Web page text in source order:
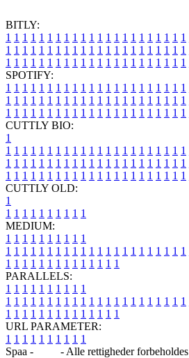
BITLY:
1 1 1 1 1 1 1 1 1 1 1 1 1 1 1 1 1 1 1 1 1 1
1 1 1 1 1 1 1 1 1 1 1 1 1 1 1 1 1 1 1 1 1 1
1 1 1 1 1 1 1 1 1 1 1 1 1 1 1 1 1 1 1 1 1 1
SPOTIFY:
1 1 1 1 1 1 1 1 1 1 1 1 1 1 1 1 1 1 1 1 1 1
1 1 1 1 1 1 1 1 1 1 1 1 1 1 1 1 1 1 1 1 1 1
1 1 1 1 1 1 1 1 1 1 1 1 1 1 1 1 1 1 1 1 1 1
CUTTLY BIO:
1
1 1 1 1 1 1 1 1 1 1 1 1 1 1 1 1 1 1 1 1 1 1
1 1 1 1 1 1 1 1 1 1 1 1 1 1 1 1 1 1 1 1 1 1
1 1 1 1 1 1 1 1 1 1 1 1 1 1 1 1 1 1 1 1 1 1
CUTTLY OLD:
1
1 1 1 1 1 1 1 1 1 1
MEDIUM:
1 1 1 1 1 1 1 1 1 1
1 1 1 1 1 1 1 1 1 1 1 1 1 1 1 1 1 1 1 1 1 1
1 1 1 1 1 1 1 1 1 1 1 1 1 1
PARALLELS:
1 1 1 1 1 1 1 1 1 1
1 1 1 1 1 1 1 1 1 1 1 1 1 1 1 1 1 1 1 1 1 1
1 1 1 1 1 1 1 1 1 1 1 1 1 1
URL PARAMETER:
1 1 1 1 1 1 1 1 1 1
Spaa -
- Alle rettigheder forbeholdes